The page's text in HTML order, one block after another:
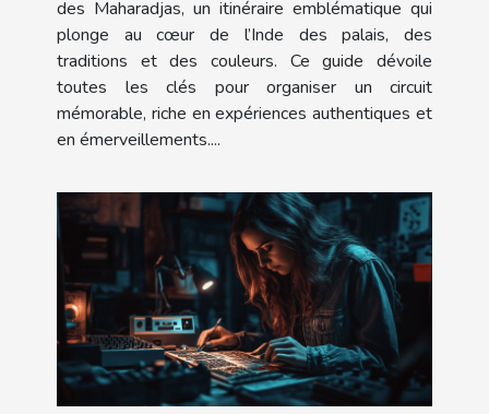
des Maharadjas, un itinéraire emblématique qui
plonge au cœur de l’Inde des palais, des
traditions et des couleurs. Ce guide dévoile
toutes les clés pour organiser un circuit
mémorable, riche en expériences authentiques et
en émerveillements....